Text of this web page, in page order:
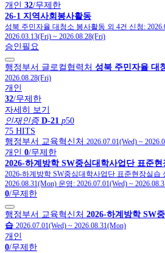
개인 32/무제한
26-1 지역사회봉사활동
성북 주민자율 대청소 봉사활동 외 4건 신청:
2026.03.13(Fri) ~ 2026.08.28(Fri)
승인필요
행정부서 글로컬협력처 성북 주민자율 대
2026.08.28(Fri)
개인
32/무제한
자세히 보기
인재인증 D-21 p50
75 HITS
행정부서 교육혁신처 2026.07.01(Wed) ~
개인 0/무제한
2026-하계방학 SW중심대학사업단 표준현
2026-하계방학 SW중심대학사업단 표준현장실습
2026.08.31(Mon) 운영: 2026.07.01(Wed) ~
0/무제한
행정부서 교육혁신처 2026-하계방학 SW
습 2026.07.01(Wed) ~ 2026.08.31(Mon)
개인
0/무제한